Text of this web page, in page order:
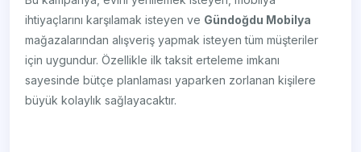
ihtiyaçlarını karşılamak isteyen ve Gündoğdu Mobilya
mağazalarından alışveriş yapmak isteyen tüm müşteriler
için uygundur. Özellikle ilk taksit erteleme imkanı
sayesinde bütçe planlaması yaparken zorlanan kişilere
büyük kolaylık sağlayacaktır.